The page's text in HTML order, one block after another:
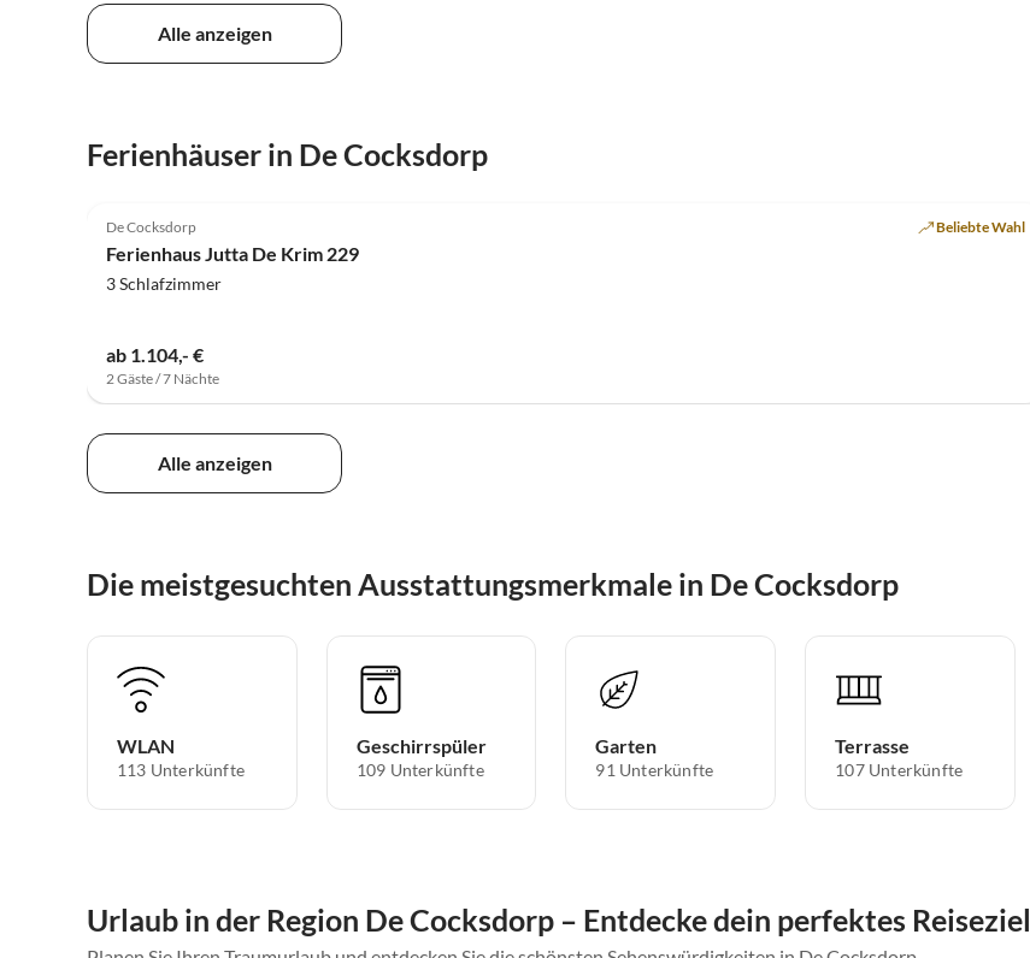
Alle anzeigen
Ferienhäuser in De Cocksdorp
De Cocksdorp Beliebte Wahl
Ferienhaus Jutta De Krim 229
3 Schlafzimmer
ab 1.104,- €
2 Gäste / 7 Nächte
Alle anzeigen
Die meistgesuchten Ausstattungsmerkmale in De Cocksdorp
WLAN
113 Unterkünfte
Geschirrspüler
109 Unterkünfte
Garten
91 Unterkünfte
Terrasse
107 Unterkünfte
Urlaub in der Region De Cocksdorp – Entdecke dein perfektes Reiseziel